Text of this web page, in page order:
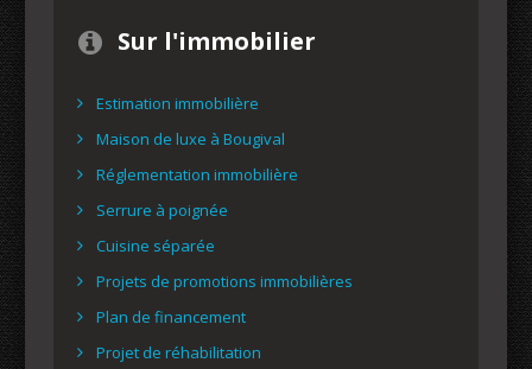
Sur l'immobilier
Estimation immobilière
Maison de luxe à Bougival
Réglementation immobilière
Serrure à poignée
Cuisine séparée
Projets de promotions immobilières
Plan de financement
Projet de réhabilitation